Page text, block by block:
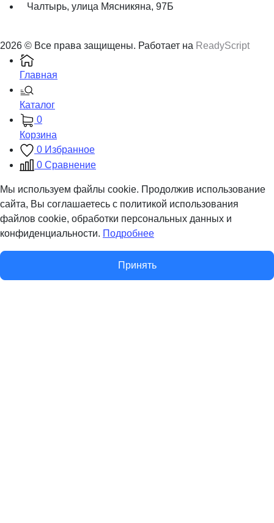
Чалтырь, улица Мясникяна, 97Б
2026 © Все права защищены. Работает на ReadyScript
Главная
Каталог
0
Корзина
0 Избранное
0 Сравнение
Мы используем файлы cookie. Продолжив использование
сайта, Вы соглашаетесь с политикой использования
файлов cookie, обработки персональных данных и
конфиденциальности. Подробнее
Принять